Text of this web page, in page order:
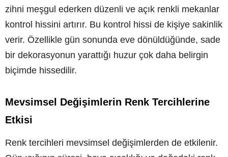
zihni meşgul ederken düzenli ve açık renkli mekanlar
kontrol hissini artırır. Bu kontrol hissi de kişiye sakinlik
verir. Özellikle gün sonunda eve dönüldüğünde, sade
bir dekorasyonun yarattığı huzur çok daha belirgin
biçimde hissedilir.
Mevsimsel Değişimlerin Renk Tercihlerine
Etkisi
Renk tercihleri mevsimsel değişimlerden de etkilenir.